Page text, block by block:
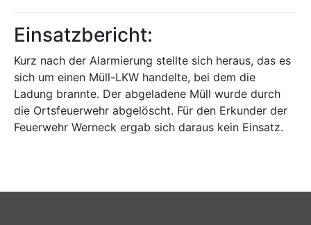
Einsatzbericht:
Kurz nach der Alarmierung stellte sich heraus, das es
sich um einen Müll-LKW handelte, bei dem die
Ladung brannte. Der abgeladene Müll wurde durch
die Ortsfeuerwehr abgelöscht. Für den Erkunder der
Feuerwehr Werneck ergab sich daraus kein Einsatz.